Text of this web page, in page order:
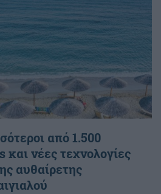
από 1.500
και νέες τεχνολογίες
αυθαίρετης